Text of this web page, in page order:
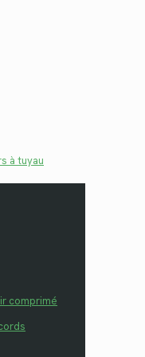
à tuyau
comprimé